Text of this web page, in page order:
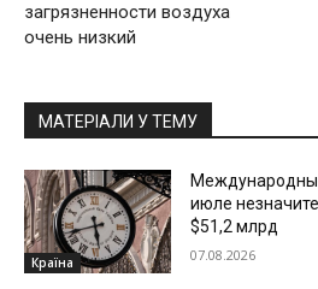
загрязненности воздуха
очень низкий
МАТЕРІАЛИ У ТЕМУ
Країна
июле
$51,2 млрд
07.08.2026